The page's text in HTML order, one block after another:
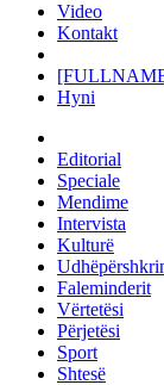
Video
Kontakt
Hyni
Editorial
Speciale
Mendime
Intervista
Kulturë
Faleminderit
Vërtetësi
Përjetësi
Sport
Shtesë